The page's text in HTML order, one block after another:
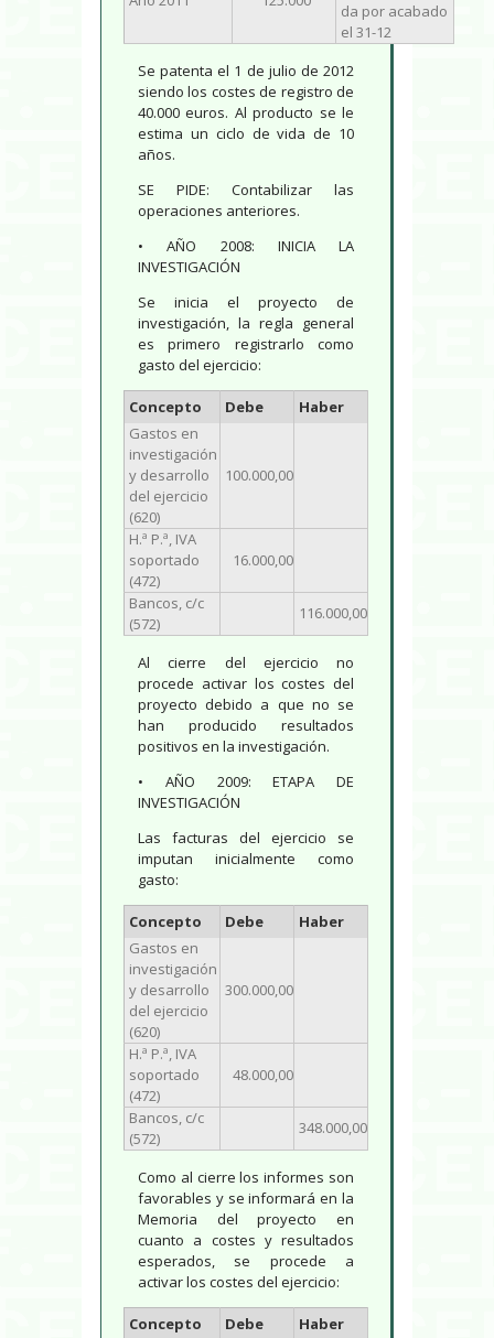
da por acabado
el 31-12
Se patenta el 1 de julio de 2012
siendo los costes de registro de
40.000 euros. Al producto se le
estima un ciclo de vida de 10
años.
SE PIDE: Contabilizar las
operaciones anteriores.
• AÑO 2008: INICIA LA
INVESTIGACIÓN
Se inicia el proyecto de
investigación, la regla general
es primero registrarlo como
gasto del ejercicio:
Concepto Debe
Haber
Gastos en
investigación
y desarrollo
del ejercicio
(620)
100.000,00
H.ª P.ª, IVA
soportado
(472)
16.000,00
Bancos, c/c
(572)
116.000,00
Al cierre del ejercicio no
procede activar los costes del
proyecto debido a que no se
han producido resultados
positivos en la investigación.
• AÑO 2009: ETAPA DE
INVESTIGACIÓN
Las facturas del ejercicio se
imputan inicialmente como
gasto:
Concepto Debe
Haber
Gastos en
investigación
y desarrollo
del ejercicio
(620)
300.000,00
H.ª P.ª, IVA
soportado
(472)
48.000,00
Bancos, c/c
(572)
348.000,00
Como al cierre los informes son
favorables y se informará en la
Memoria del proyecto en
cuanto a costes y resultados
esperados, se procede a
activar los costes del ejercicio:
Concepto Debe
Haber